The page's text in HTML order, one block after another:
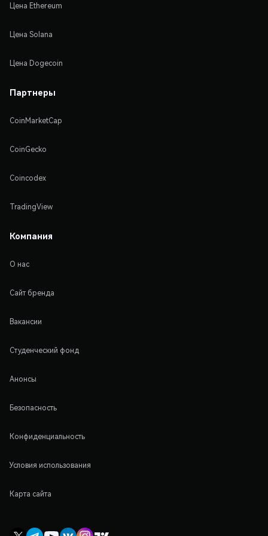
Цена Ethereum
Цена Solana
Цена Dogecoin
Партнеры
CoinMarketCap
CoinGecko
Coincodex
TradingView
Компания
О нас
Сайт бренда
Вакансии
Студенческий фонд
Анонсы
Безопасность
Конфиденциальность
Условия использования
Карта сайта